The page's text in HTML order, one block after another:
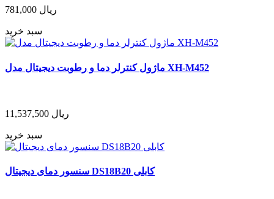
781,000 ریال
سبد خرید
ماژول کنترلر دما و رطوبت دیجیتال مدل XH-M452
11,537,500 ریال
سبد خرید
سنسور دمای دیجیتال DS18B20 کابلی